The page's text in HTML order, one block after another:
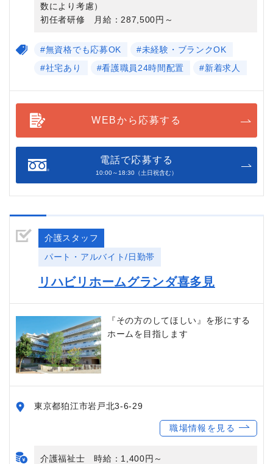
数により考慮）
初任者研修 月給：287,500円～
#無資格でも応募OK
#未経験・ブランクOK
#社宅あり
#看護職員24時間配置 #新着求人
WEBから応募する
電話で応募する
10:00～18:30（土日祝含む）
介護スタッフ
パート・アルバイト/日勤帯
リハビリホームグランダ喜多見
『その方のしてほしい』を形にする
ホームを目指します
東京都狛江市岩戸北3-6-29
職場情報を見る
介護福祉士 時給：1,400円～